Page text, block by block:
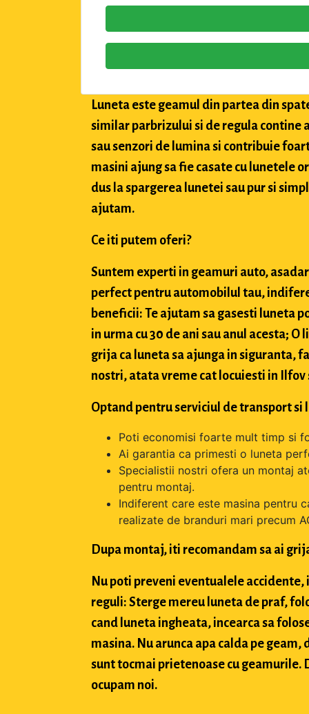
Luneta este geamul din partea din
similar parbrizului si de regula contine
sau senzori de lumina si contribuie
masini ajung sa fie casate cu lunetele
dus la spargerea lunetei sau pur si
ajutam.
Ce iti putem oferi?
Suntem experti in geamuri auto,
perfect pentru automobilul tau,
beneficii: Te ajutam sa gasesti luneta
in urma cu 30 de ani sau anul acesta;
grija ca luneta sa ajunga in siguranta,
nostri, atata vreme cat locuiesti in Ilfov
Optand pentru serviciul de transport si
Poti economisi foarte mult timp si
Ai garantia ca primesti o luneta
Specialistii nostri ofera un montaj
pentru montaj.
Indiferent care este masina pentru
realizate de branduri mari precum
Dupa montaj, iti recomandam sa ai
Nu poti preveni eventualele
reguli: Sterge mereu luneta de praf,
cand luneta ingheata, incearca sa
masina. Nu arunca apa calda pe
sunt tocmai prietenoase cu geamurile.
ocupam noi.